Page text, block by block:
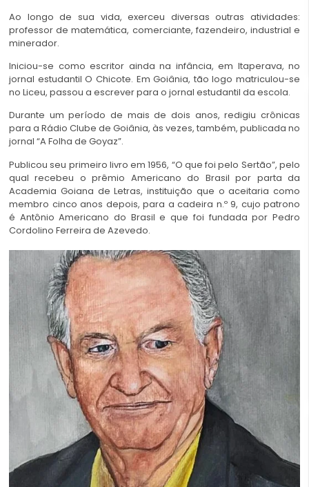
Ao longo de sua vida, exerceu diversas outras atividades:
professor de matemática, comerciante, fazendeiro, industrial e
minerador.
Iniciou-se como escritor ainda na infância, em Itaperava, no
jornal estudantil O Chicote. Em Goiânia, tão logo matriculou-se
no Liceu, passou a escrever para o jornal estudantil da escola.
Durante um período de mais de dois anos, redigiu crônicas
para a Rádio Clube de Goiânia, às vezes, também, publicada no
jornal “A Folha de Goyaz”.
Publicou seu primeiro livro em 1956, “O que foi pelo Sertão”, pelo
qual recebeu o prêmio Americano do Brasil por parta da
Academia Goiana de Letras, instituição que o aceitaria como
membro cinco anos depois, para a cadeira n.º 9, cujo patrono
é Antônio Americano do Brasil e que foi fundada por Pedro
Cordolino Ferreira de Azevedo.